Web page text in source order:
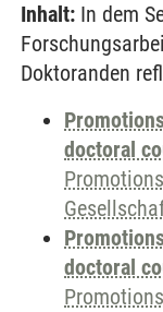
Inhalt: In dem
Doktoranden
doctoral
doctoral